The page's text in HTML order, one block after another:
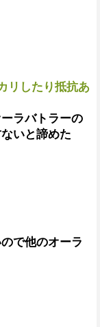
リしたり抵抗あ
ラバトラーの
いと諦めた
で他のオーラ